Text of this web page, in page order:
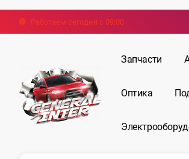
Работаем сегодня с 09:00
Запчасти
Оптика